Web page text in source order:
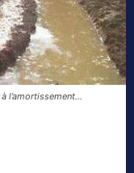
l’amortissement…